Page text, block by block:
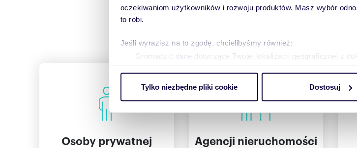
oczekiwaniom użytkowników i rozwoju produktów. Masz wybór
to robi.
Jeśli wyrazisz na to zgodę, chcielibyśmy również:
Gromadzić dane dotyczące Twojej lokalizacji geograficznej z
Dowiedz się więcej odnośnie tego, jak Twoje osobiste dane są
ruch w naszej witrynie. Informacje o tym, jak korzystasz z naszej
Tylko niezbędne pliki cookie Dostosuj
Kupuję
Osoby prywatnej Agencji nieruchomości